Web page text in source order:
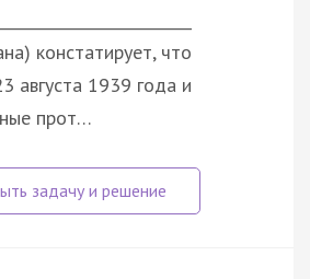
констатирует, что
августа 1939 года и
прот…